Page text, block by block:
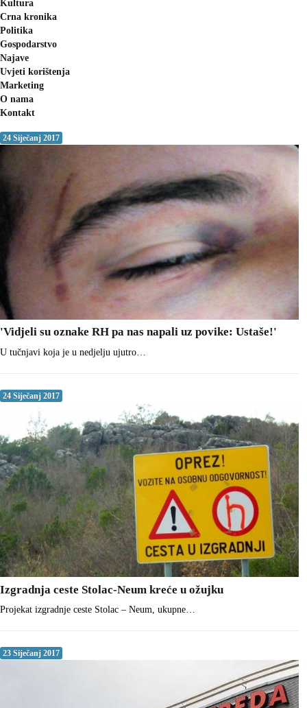
Kultura
Crna kronika
Politika
Gospodarstvo
Najave
Uvjeti korištenja
Marketing
O nama
Kontakt
24 Siječanj 2017
'Vidjeli su oznake RH pa nas napali uz povike: Ustaše!'
U tučnjavi koja je u nedjelju ujutro…
24 Siječanj 2017
Izgradnja ceste Stolac-Neum kreće u ožujku
Projekat izgradnje ceste Stolac – Neum, ukupne…
23 Siječanj 2017